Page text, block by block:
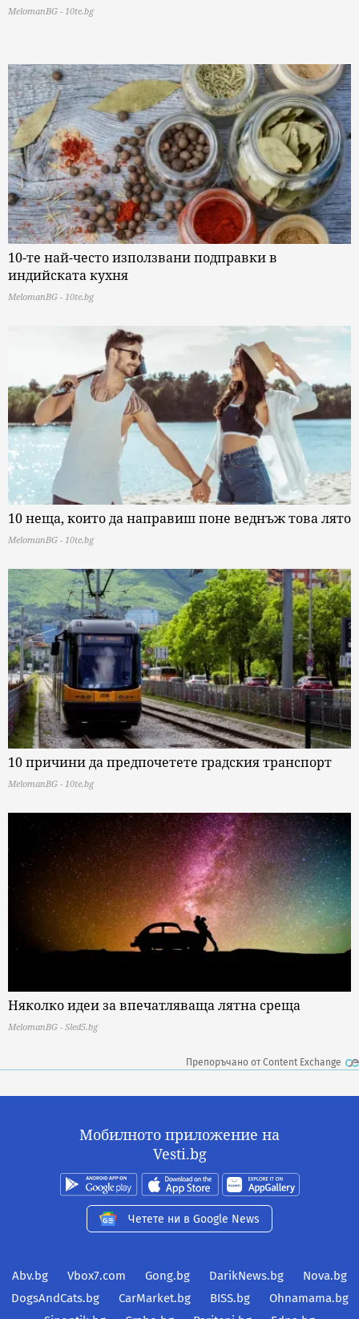
MelomanBG - 10te.bg
10-те най-често използвани подправки в
индийската кухня
MelomanBG - 10te.bg
10 неща, които да направиш поне веднъж това лято
MelomanBG - 10te.bg
10 причини да предпочетете градския транспорт
MelomanBG - 10te.bg
Няколко идеи за впечатляваща лятна среща
MelomanBG - Sled5.bg
Препоръчано от Content Exchange
Мобилното приложение на
Vesti.bg
Четете ни в Google News
Abv.bg Vbox7.com Gong.bg DarikNews.bg
Nova.bg
DogsAndCats.bg
CarMarket.bg BISS.bg
Ohnamama.bg